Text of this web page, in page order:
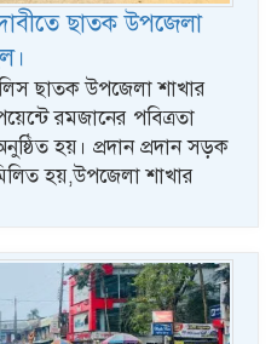
ছাতক উপজেলা
ছাতক উপজেলা শাখার
রমজানের পবিত্রতা
হয়। প্রদান প্রদান সড়ক
হয়,উপজেলা শাখার